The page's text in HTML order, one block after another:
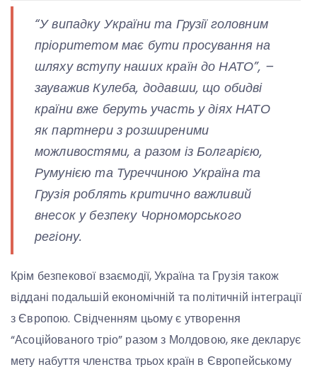
“У випадку України та Грузії головним
пріоритетом має бути просування на
шляху вступу наших країн до НАТО”, –
зауважив Кулеба, додавши, що обидві
країни вже беруть участь у діях НАТО
як партнери з розширеними
можливостями, а разом із Болгарією,
Румунією та Туреччиною Україна та
Грузія роблять критично важливий
внесок у безпеку Чорноморського
регіону.
Крім безпекової взаємодії, Україна та Грузія також
віддані подальшій економічній та політичній інтеграції
з Європою. Свідченням цьому є утворення
“Асоційованого тріо” разом з Молдовою, яке декларує
мету набуття членства трьох країн в Європейському